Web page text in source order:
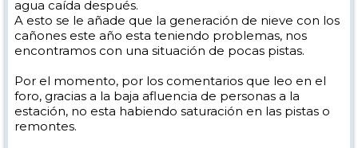
agua caída después.
A esto se le añade que la generación de nieve con los
cañones este año esta teniendo problemas, nos
encontramos con una situación de pocas pistas.
Por el momento, por los comentarios que leo en el
foro, gracias a la baja afluencia de personas a la
estación, no esta habiendo saturación en las pistas o
remontes.